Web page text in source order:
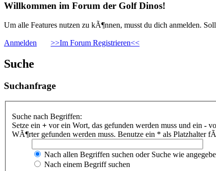
Willkommen im Forum der Golf Dinos!
Um alle Features nutzen zu kÃ¶nnen, musst du dich anmelden.
Anmelden >>Im Forum Registrieren<<
Suche
Suchanfrage
Suche nach Begriffen:
Setze ein + vor ein Wort, das gefunden werden muss und ein -
WÃ¶rter gefunden werden muss. Benutze ein * als Platzhalter
Nach allen Begriffen suchen oder Suche wie
Nach einem Begriff suchen